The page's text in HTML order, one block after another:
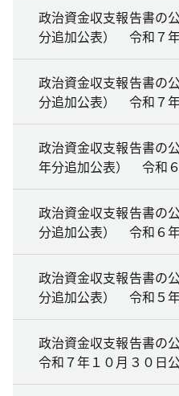
政治資金収支報告書の
分追加公表） 令和７
政治資金収支報告書の
分追加公表） 令和７
政治資金収支報告書の
年分追加公表） 令和
政治資金収支報告書の
分追加公表） 令和６
政治資金収支報告書の
分追加公表） 令和５
政治資金収支報告書の
令和７年１０月３０日